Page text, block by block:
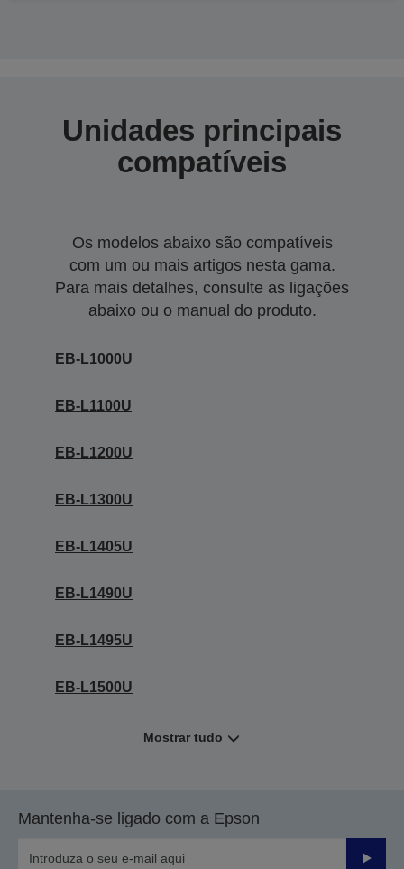
Unidades principais
compatíveis
Os modelos abaixo são compatíveis
com um ou mais artigos nesta gama.
Para mais detalhes, consulte as ligações
abaixo ou o manual do produto.
EB-L1000U
EB-L1100U
EB-L1200U
EB-L1300U
EB-L1405U
EB-L1490U
EB-L1495U
EB-L1500U
Mostrar tudo
Mantenha-se ligado com a Epson